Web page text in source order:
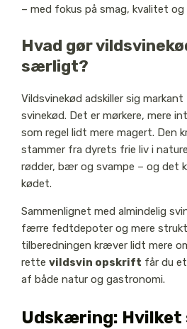
– med fokus på smag, kvalitet
Hvad gør
særligt?
Vildsvinekød adskiller sig
svinekød. Det er mørkere, mere
som regel lidt mere magert. Den
stammer fra dyrets frie liv i
rødder, bær og svampe – og det
kødet.
Sammenlignet med almindelig
færre fedtdepoter og mere
tilberedningen kræver lidt mere
rette vildsvin opskrift får du
af både natur og gastronomi.
Udskæring: Hvilket